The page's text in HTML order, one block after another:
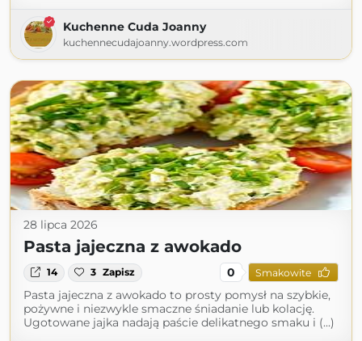
Kuchenne Cuda Joanny
kuchennecudajoanny.wordpress.com
28 lipca 2026
Pasta jajeczna z awokado
14 3 Zapisz 0 Smakowite
Pasta jajeczna z awokado to prosty pomysł na szybkie,
pożywne i niezwykle smaczne śniadanie lub kolację.
Ugotowane jajka nadają paście delikatnego smaku i (...)